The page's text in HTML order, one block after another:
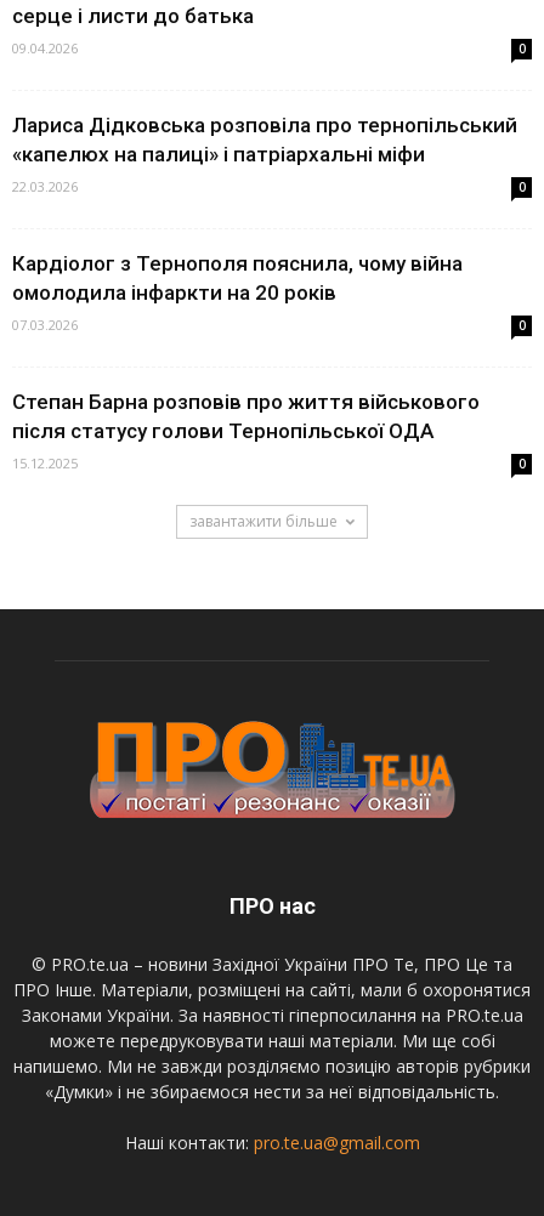
серце і листи до батька
09.04.2026 0
Лариса Дідковська розповіла про тернопільський
«капелюх на палиці» і патріархальні міфи
22.03.2026 0
Кардіолог з Тернополя пояснила, чому війна
омолодила інфаркти на 20 років
07.03.2026 0
Степан Барна розповів про життя військового
після статусу голови Тернопільської ОДА
15.12.2025 0
завантажити більше
ПРО нас
© PRO.te.ua – новини Західної України ПРО Те, ПРО Це та
ПРО Інше. Матеріали, розміщені на сайті, мали б охоронятися
Законами України. За наявності гіперпосилання на PRO.te.ua
можете передруковувати наші матеріали. Ми ще собі
напишемо. Ми не завжди розділяємо позицію авторів рубрики
«Думки» і не збираємося нести за неї відповідальність.
Наші контакти: pro.te.ua@gmail.com